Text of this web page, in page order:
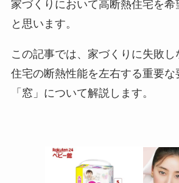
家づくりにおいて高断熱住宅を希
と思います。
この記事では、家づくりに失敗し
住宅の断熱性能を左右する重要な
「窓」について解説します。